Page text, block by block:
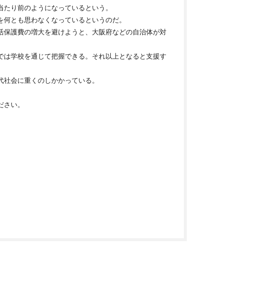
り前のようになっているという。
とも思わなくなっているというのだ。
護費の増大を避けようと、大阪府などの自治体が対
学校を通じて把握できる。それ以上となると支援す
会に重くのしかかっている。
い。